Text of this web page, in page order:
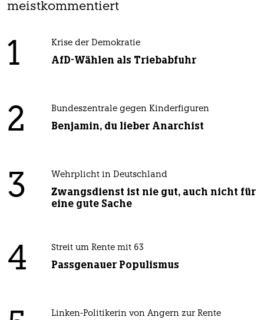
meistkommentiert
1 Krise der Demokratie
AfD-Wählen als Triebabfuhr
2 Bundeszentrale gegen Kinderfiguren
Benjamin, du lieber Anarchist
3 Wehrplicht in Deutschland
Zwangsdienst ist nie gut, auch nicht für
eine gute Sache
4 Streit um Rente mit 63
Passgenauer Populismus
Linken-Politikerin von Angern zur Rente